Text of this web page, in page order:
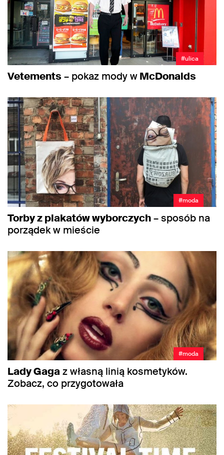
#ulica
Vetements – pokaz mody wMcDonalds
#moda
Torby z plakatów wyborczych– sposób na
porządek w mieście
#moda
Lady Gagaz własną linią kosmetyków.
Zobacz, co przygotowała